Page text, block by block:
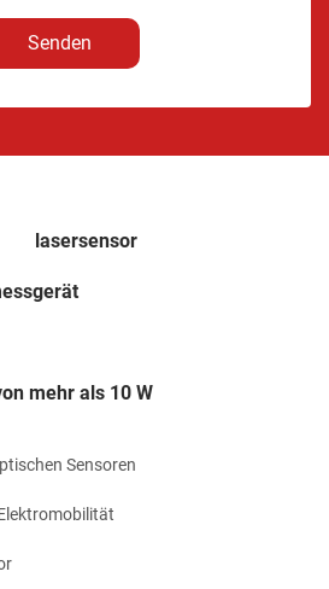
Senden
lasersensor
mehr als 10 W
Sensoren